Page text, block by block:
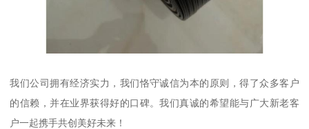
我们公司拥有经济实力，我们恪守诚信为本的原则，得了众多客户
的信赖，并在业界获得好的口碑。我们真诚的希望能与广大新老客
户一起携手共创美好未来！